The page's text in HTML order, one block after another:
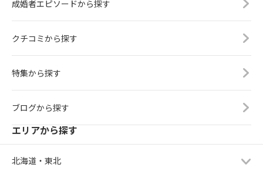
成婚者エピソードから探す
クチコミから探す
特集から探す
ブログから探す
エリアから探す
北海道・東北